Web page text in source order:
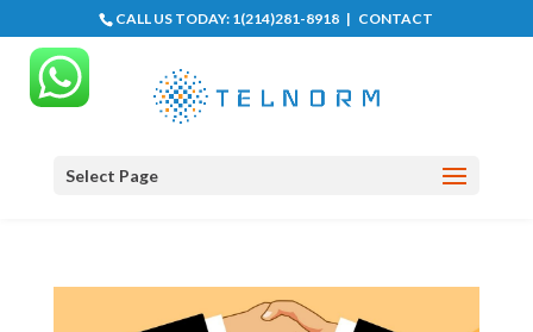
CALL US TODAY: 1(214)281-8918 | CONTACT
Select Page